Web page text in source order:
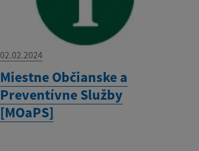
02.02.2024
Miestne Občianske a
Preventívne Služby
[MOaPS]